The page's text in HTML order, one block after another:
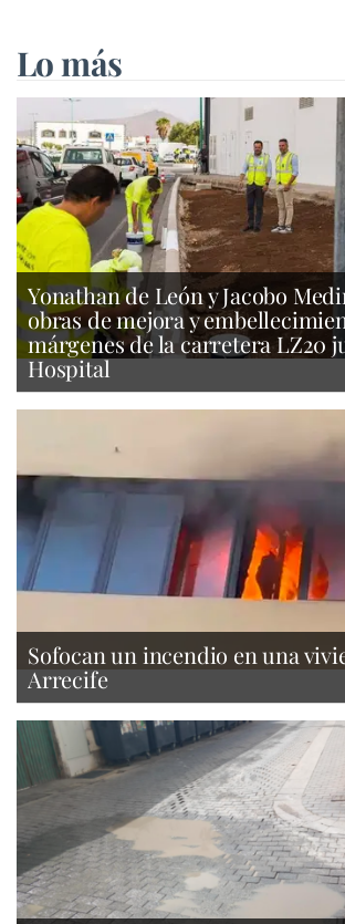
Lo más
Yonathan de León y Jacobo
obras de mejora y
márgenes de la carretera LZ20
Hospital
Sofocan un incendio en una
Arrecife